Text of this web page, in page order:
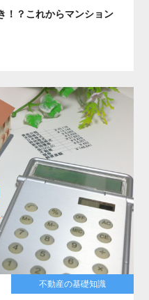
！？これからマンション
不動産の基礎知識